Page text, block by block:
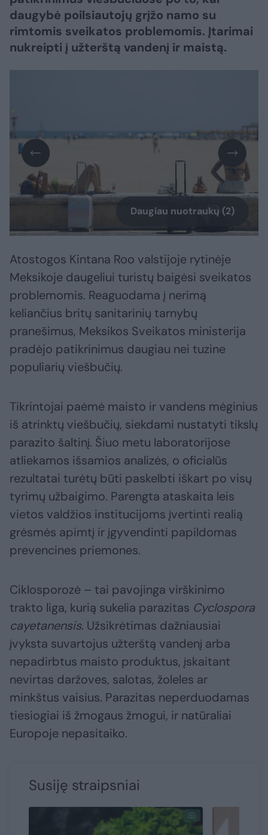
daugybė poilsiautojų grįžo namo su
rimtomis sveikatos problemomis. Įtarimai
nukreipti į užterštą vandenį ir maistą.
Daugiau nuotraukų (2)
Atostogos Kintana Roo valstijoje rytinėje
Meksikoje daugeliui turistų baigėsi sveikatos
problemomis. Reaguodama į nerimą
keliančius britų sanitarinių tarnybų
pranešimus, Meksikos Sveikatos ministerija
pradėjo patikrinimus daugiau nei tuzine
populiarių viešbučių.
Tikrintojai paėmė maisto ir vandens mėginius
iš atrinktų viešbučių, siekdami nustatyti tikslų
parazito šaltinį. Šiuo metu laboratorijose
atliekamos išsamios analizės, o oficialūs
rezultatai turėtų būti paskelbti iškart po visų
tyrimų užbaigimo. Parengta ataskaita leis
vietos valdžios institucijoms įvertinti realią
grėsmės apimtį ir įgyvendinti papildomas
prevencines priemones.
Ciklosporozė – tai pavojinga virškinimo
trakto liga, kurią sukelia parazitas Cyclospora
cayetanensis. Užsikrėtimas dažniausiai
įvyksta suvartojus užterštą vandenį arba
nepadirbtus maisto produktus, įskaitant
nevirtas daržoves, salotas, žoleles ar
minkštus vaisius. Parazitas neperduodamas
tiesiogiai iš žmogaus žmogui, ir natūraliai
Europoje nepasitaiko.
Susiję straipsniai